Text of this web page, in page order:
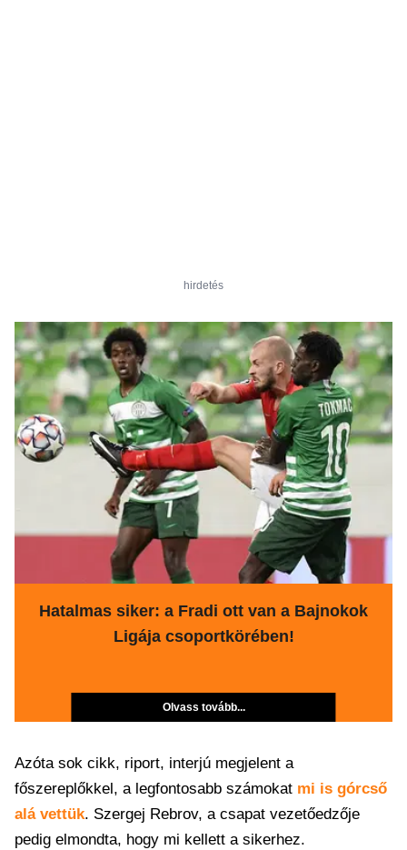
hirdetés
Hatalmas siker: a Fradi ott van a Bajnokok
Ligája csoportkörében!
Olvass tovább...
Azóta sok cikk, riport, interjú megjelent a
főszereplőkkel, a legfontosabb számokat mi is górcső
alá vettük. Szergej Rebrov, a csapat vezetőedzője
pedig elmondta, hogy mi kellett a sikerhez.